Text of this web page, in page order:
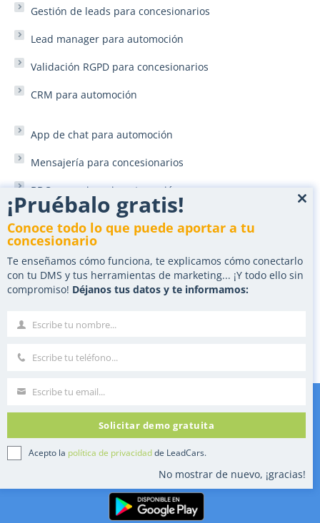
Gestión de leads para concesionarios
Lead manager para automoción
Validación RGPD para concesionarios
CRM para automoción
App de chat para automoción
Mensajería para concesionarios
BDC concesionario automoción
Zapier para marketing automoción
Marketing y landings para automoción
Campañas landing PPC para concesionarios
©2025 Tilo Motion
Reservados todos los derechos
¡Pruébalo gratis!
Conoce todo lo que puede aportar a tu
concesionario
Te enseñamos cómo funciona, te explicamos cómo conectarlo
con tu DMS y tus herramientas de marketing... ¡Y todo ello sin
compromiso! Déjanos tus datos y te informamos:
Nombre
Escribe tu nombre...
Teléfono
Escribe tu teléfono...
Escribe tu email...
Solicitar demo gratuita
Acepto la política de privacidadde LeadCars.
No mostrar de nuevo, ¡gracias!